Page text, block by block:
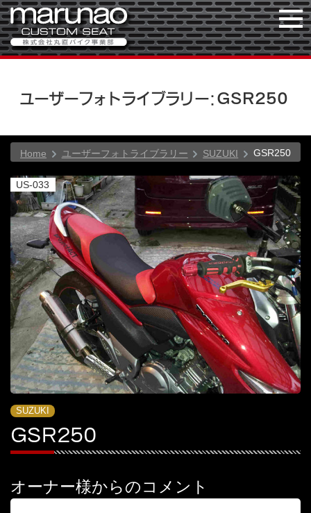
ユーザーフォトライブラリー：GSR250
Home ユーザーフォトライブラリー SUZUKI GSR250
US-033
SUZUKI
GSR250
オーナー様からのコメント